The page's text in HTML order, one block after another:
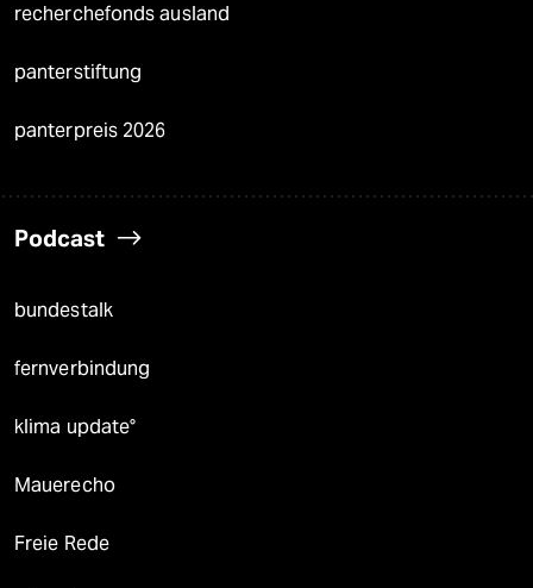
recherchefonds ausland
panterstiftung
panterpreis 2026
Podcast
bundestalk
fernverbindung
klima update°
Mauerecho
Freie Rede